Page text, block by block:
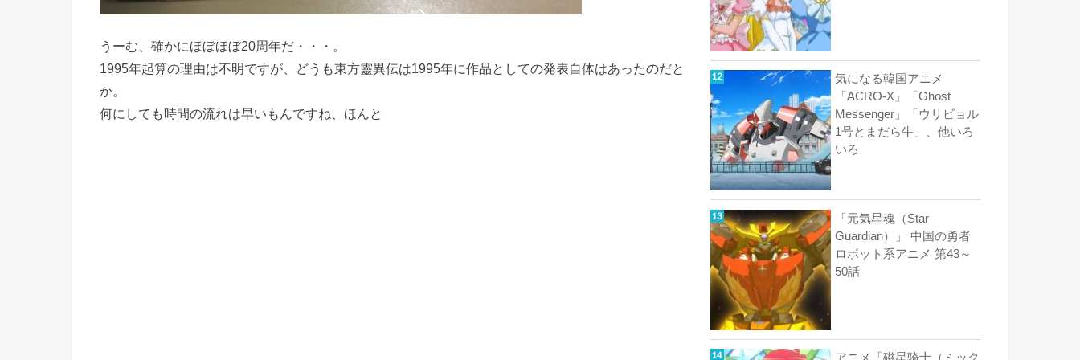
うーむ、確かにほぼほぼ20周年だ・・・。
1995年起算の理由は不明ですが、どうも東方靈異伝は1995年に作品としての発表自体はあったのだと
か。
何にしても時間の流れは早いもんですね、ほんと
気になる韓国アニメ
「ACRO-X」「Ghost
Messenger」「ウリビョル
1号とまだら牛」、他いろ
いろ
「元気星魂（Star
Guardian）」 中国の勇者
ロボット系アニメ 第43～
50話
アニメ「磁星骑士（ミック